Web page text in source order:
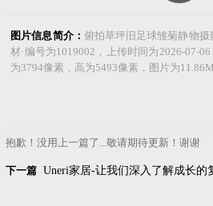
图片信息简介： 俯拍草坪旧足球雏菊静物
材·编号为1019002，上传时间为2026-07-
为3794像素，高为5493像素，图片为
抱歉！没用上一篇了...敬请期待更新！谢谢
下一篇Uneri家居-让我们深入了解成长的